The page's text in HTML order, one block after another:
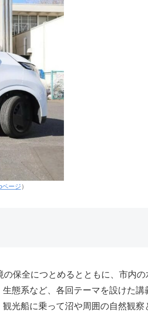
ページ ）
保全につとめるとともに、市内
態系など、各回テーマを設けた講
光船に乗って沼や周囲の自然観察